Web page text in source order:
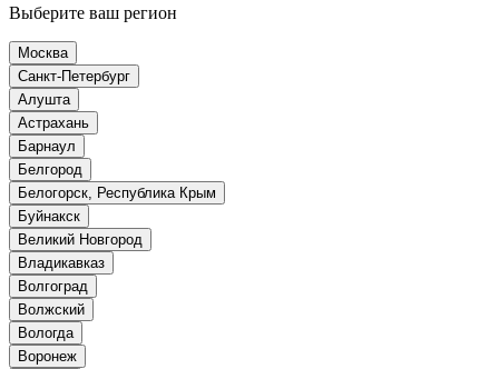
Выберите ваш регион